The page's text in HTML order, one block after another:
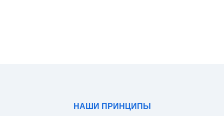
НАШИ ПРИНЦИПЫ